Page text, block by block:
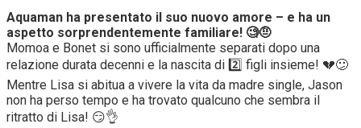
Aquaman ha presentato il suo nuovo amore – e ha un
aspetto sorprendentemente familiare! 🧐🤨
Momoa e Bonet si sono ufficialmente separati dopo una
relazione durata decenni e la nascita di 2️⃣ figli insieme! 💔😕
Mentre Lisa si abitua a vivere la vita da madre single, Jason
non ha perso tempo e ha trovato qualcuno che sembra il
ritratto di Lisa! 😏👌